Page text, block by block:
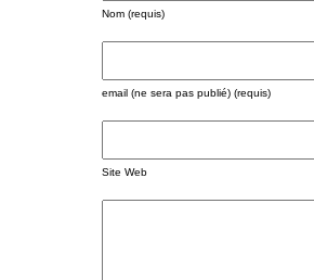
Nom (requis)
email (ne sera pas publié) (requis)
Site Web